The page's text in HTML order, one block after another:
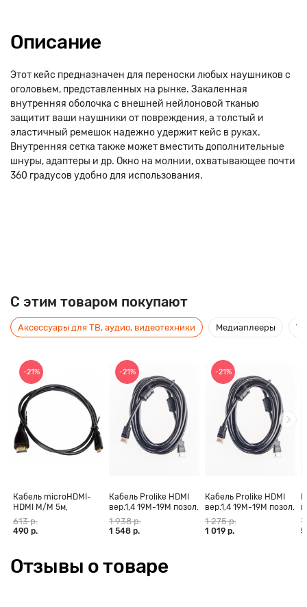
Описание
Этот кейс предназначен для переноски любых наушников с
оголовьем, представленных на рынке. Закаленная
внутренняя оболочка с внешней нейлоновой тканью
защитит ваши наушники от повреждения, а толстый и
эластичный ремешок надежно удержит кейс в руках.
Внутренняя сетка также может вместить дополнительные
шнуры, адаптеры и др. Окно на молнии, охватывающее почти
360 градусов удобно для использования.
C этим товаром покупают
Аксессуары для ТВ, аудио, видеотехники Медиаплееры
-21%
Кабель microHDMI-
HDMI M/M 5м,
позолоченные
контакты Blister box
613 р.
490 р.
-21%
Кабель Prolike HDMI
вер.1,4 19М-19М позол.
конт., ферритовые
кольца, 30 м
1 938 р.
1 548 р.
-21%
Кабель Prolike HDMI
вер.1,4 19М-19М позол.
конт., ферритовые
кольца, 20 м
1 275 р.
1 019 р.
Отзывы о товаре